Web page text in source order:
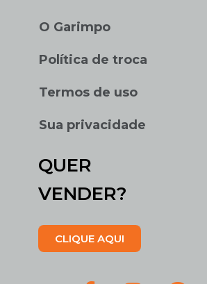
O Garimpo
Política de troca
Termos de uso
Sua privacidade
QUER
VENDER?
CLIQUE AQUI